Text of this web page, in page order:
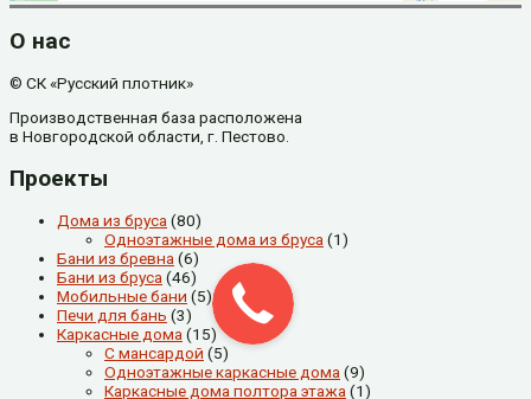
О нас
© СК «Русский плотник»
Производственная база расположена
в Новгородской области, г. Пестово.
Проекты
Дома из бруса (80)
Одноэтажные дома из бруса (1)
Бани из бревна (6)
Бани из бруса (46)
Мобильные бани (5)
Печи для бань (3)
Каркасные дома (15)
С мансардой (5)
Одноэтажные каркасные дома (9)
Каркасные дома полтора этажа (1)